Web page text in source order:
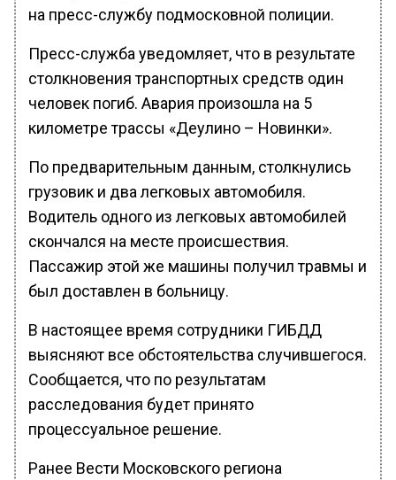
на пресс-службу подмосковной полиции.
Пресс-служба уведомляет, что в результате
столкновения транспортных средств один
человек погиб. Авария произошла на 5
километре трассы «Деулино – Новинки».
По предварительным данным, столкнулись
грузовик и два легковых автомобиля.
Водитель одного из легковых автомобилей
скончался на месте происшествия.
Пассажир этой же машины получил травмы и
был доставлен в больницу.
В настоящее время сотрудники ГИБДД
выясняют все обстоятельства случившегося.
Сообщается, что по результатам
расследования будет принято
процессуальное решение.
Ранее Вести Московского региона